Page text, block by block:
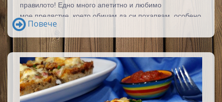
правилото! Едно много апетитно и любимо
мое предястие, което обичам да си похапвам особено
през есента и зимните месеци. То е
експресното и бързо приготвено нещо. Отнема не
повече от десет минути в кухнята, които определено
си заслужават.
Повече